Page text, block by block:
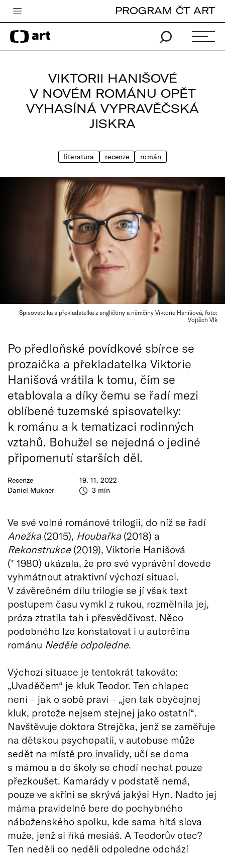
Česká televize
Zpravodajství
iVysílání
TV program
PROGRAM ČT ART
VIKTORII HANIŠOVÉ
V NOVÉM ROMÁNU OPĚT
VYHASÍNÁ VYPRAVĚČSKÁ
JISKRA
literatura recenze román
Spisovatelka a překladatelka z angličtiny a němčiny Viktorie Hanišová, foto:
Vojtěch Vlk
Recenze
Daniel Mukner
19. 11. 2022
3 min
Po předloňské povídkové sbírce se
prozaička a překladatelka Viktorie
Hanišová vrátila k tomu, čím se
etablovala a díky čemu se řadí mezi
oblíbené tuzemské spisovatelky:
k románu a k tematizaci rodinných
vztahů. Bohužel se nejedná o jediné
připomenutí starších děl.
Ve své volné románové trilogii, do níž se řadí
Anežka (2015), Houbařka (2018) a
Rekonstrukce(2019), Viktorie Hanišová
(* 1980) ukázala, že pro své vyprávění dovede
vyhmátnout atraktivní výchozí situaci.
V závěrečném dílu trilogie se jí však text
postupem času vymkl z rukou, rozmělnila jej,
próza ztratila tah i přesvědčivost. Něco
podobného lze konstatovat i u autorčina
románu Neděle odpoledne.
Výchozí situace je tentokrát takováto:
„Uvaděčem“ je kluk Teodor. Ten chlapec
není – jak o sobě praví – „jen tak obyčejnej
kluk, protože nejsem stejnej jako ostatní“.
Navštěvuje doktora Strejčka, jenž se zaměřuje
na dětskou psychopatii, v autobuse může
sedět na místě pro invalidy, učí se doma
s mámou a do školy se chodí nechat pouze
přezkoušet. Kamarády v podstatě nemá,
pouze ve skříni se skrývá jakýsi Hyn. Nadto jej
máma pravidelně bere do pochybného
náboženského spolku, kde sama hltá slova
muže, jenž si říká mesiáš. A Teodorův otec?
Ten neděli co neděli odpoledne odchází